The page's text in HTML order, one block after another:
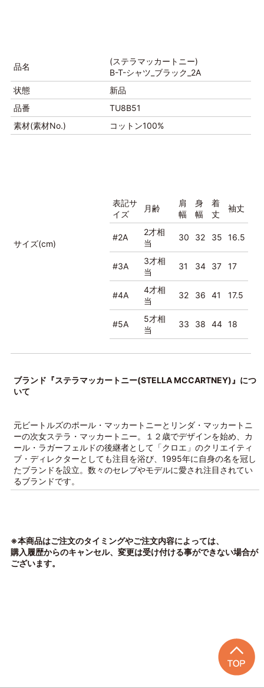
品名
(ステラマッカートニー)
B-T-シャツ_ブラック_2A
状態
新品
品番
TU8B51
素材(素材No.)
コットン100%
サイズ(cm)
表記サ
イズ
月齢
肩
幅
身
幅
着
丈
袖丈
#2A
2才相
当
30 32 35 16.5
#3A
3才相
当
31 34 37 17
#4A
4才相
当
32 36 41 17.5
#5A
5才相
当
33 38 44 18
ブランド『ステラマッカートニー(STELLA MCCARTNEY)』につ
いて
元ビートルズのポール・マッカートニーとリンダ・マッカートニ
ーの次女ステラ・マッカートニー。１２歳でデザインを始め、カ
ール・ラガーフェルドの後継者として「クロエ」のクリエイティ
ブ・ディレクターとしても注目を浴び、1995年に自身の名を冠し
たブランドを設立。数々のセレブやモデルに愛され注目されてい
るブランドです。
※本商品はご注文のタイミングやご注文内容によっては、
購入履歴からのキャンセル、変更は受け付ける事ができない場合が
ございます。